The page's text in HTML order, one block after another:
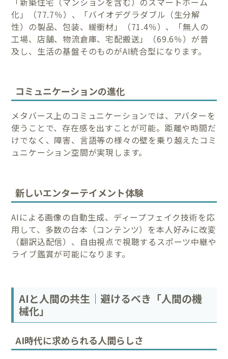
化」（77.7％）、「バイオデグラダブル（生分解
性）の製品、包装、緩衝材」（71.4％）、「無人の
工場、店舗、物流倉庫、宅配搬送」（69.6％）が普
及し、生活の基盤そのものがAI統合型になります。
コミュニケーションの進化
メタバース上のコミュニケーションでは、アバターを
使うことで、存在感を出すことが可能。距離や時間だ
けでなく、障害、言語等の様々の壁を乗り越えたコミ
ュニケーション空間が実現します。
新しいエンターテイメント体験
AIによる画像の自動生成、ディープフェイク技術を応
用して、多数の台本（コンテンツ）を本人好みに改変
（翻訳込配信）、自由視点で視聴するスポーツ中継や
ライブ鑑賞が可能になります。
AIと人間の共生｜避けるべき「人間の機
械化」
AI時代に求められる人間らしさ